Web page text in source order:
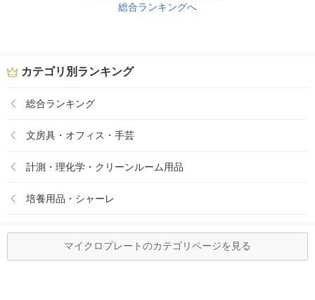
総合ランキングへ
カテゴリ別ランキング
総合ランキング
文房具・オフィス・手芸
計測・理化学・クリーンルーム用品
培養用品・シャーレ
マイクロプレートのカテゴリページを見る